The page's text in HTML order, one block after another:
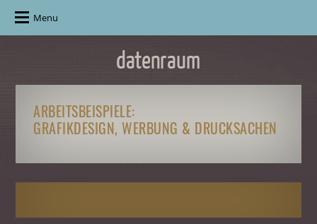
Menu
ARBEITSBEISPIELE:
GRAFIKDESIGN, WERBUNG & DRUCKSACHEN